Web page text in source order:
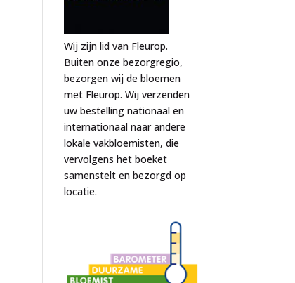
Wij zijn lid van Fleurop.
Buiten onze bezorgregio,
bezorgen wij de bloemen
met Fleurop. Wij verzenden
uw bestelling nationaal en
internationaal naar andere
lokale vakbloemisten, die
vervolgens het boeket
samenstelt en bezorgd op
locatie.